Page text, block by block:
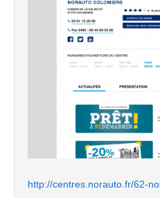
http://centres.norauto.fr/62-